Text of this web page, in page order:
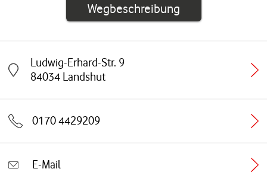
WegbeschreibungLink öffnet in
Ludwig-Erhard-Str. 9
84034 Landshut
Link öffnet in einem neuen Tab
0170 4429209
E-Mail